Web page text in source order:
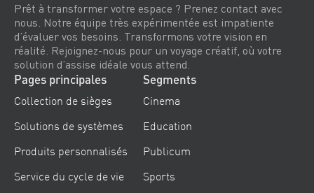
Prêt à transformer votre espace ? Prenez contact avec
nous. Notre équipe très expérimentée est impatiente
d’évaluer vos besoins. Transformons votre vision en
réalité. Rejoignez-nous pour un voyage créatif, où votre
solution d’assise idéale vous attend.
Pages principales
Collection de sièges
Solutions de systèmes
Produits personnalisés
Service du cycle de vie
Segments
Cinema
Education
Publicum
Sports